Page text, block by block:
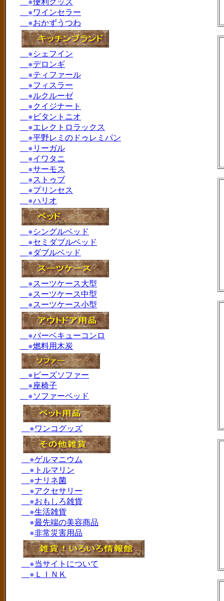
●便利グッズ
●ワインセラー
●おかずうつわ
●シェフイン
●デロンギ
●ティファール
●フィスラー
●ルクルーゼ
●クイジナート
● ビタントニオ
●エレクトロラックス
●平野レミのドゥレミパン
● リーガル
●イワタニ
●サーモス
●ストゥブ
●プリンセス
●ハリオ
●シングルベッド
●セミダブルベッド
●ダブルベッド
●スーツケース大型
●スーツケース中型
●スーツケース小型
●バーベキューコンロ
●燃料用木炭
● ビーズソファー
●座椅子
●ソファーベッド
●ワンコグッズ
●ゲルマニウム
● トルマリン
●ナリネ菌
●アクセサリー
●おもしろ雑貨
●生活雑貨
●最先端の美容商品
●非常災害用品
●当サイトについて
● ＬＩＮＫ